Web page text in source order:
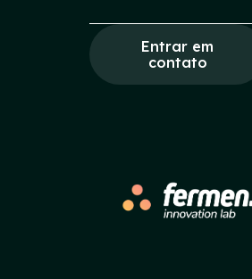
Entrar em
contato